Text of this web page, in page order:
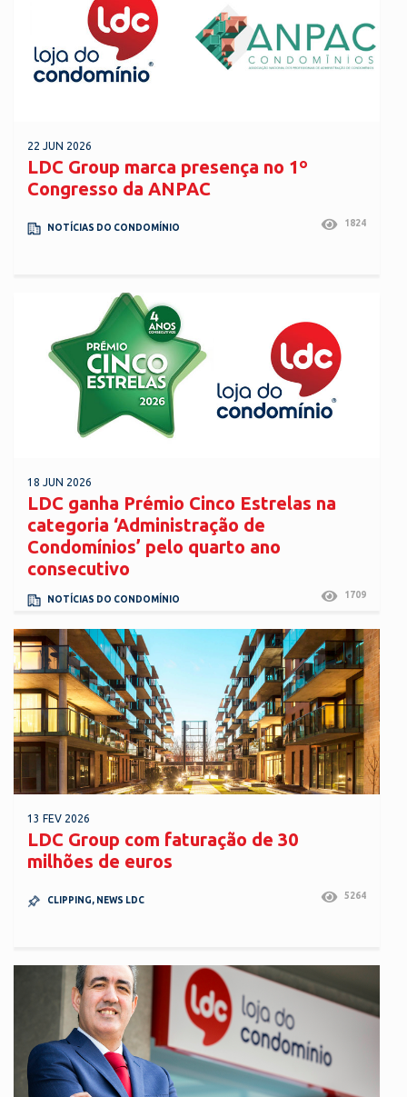
22 JUN 2026
LDC Group marca presença no 1º
Congresso da ANPAC
NOTÍCIAS DO CONDOMÍNIO 1824
18 JUN 2026
LDC ganha Prémio Cinco Estrelas na
categoria ‘Administração de
Condomínios’ pelo quarto ano
consecutivo
NOTÍCIAS DO CONDOMÍNIO 1709
13 FEV 2026
LDC Group com faturação de 30
milhões de euros
CLIPPING, NEWS LDC 5264